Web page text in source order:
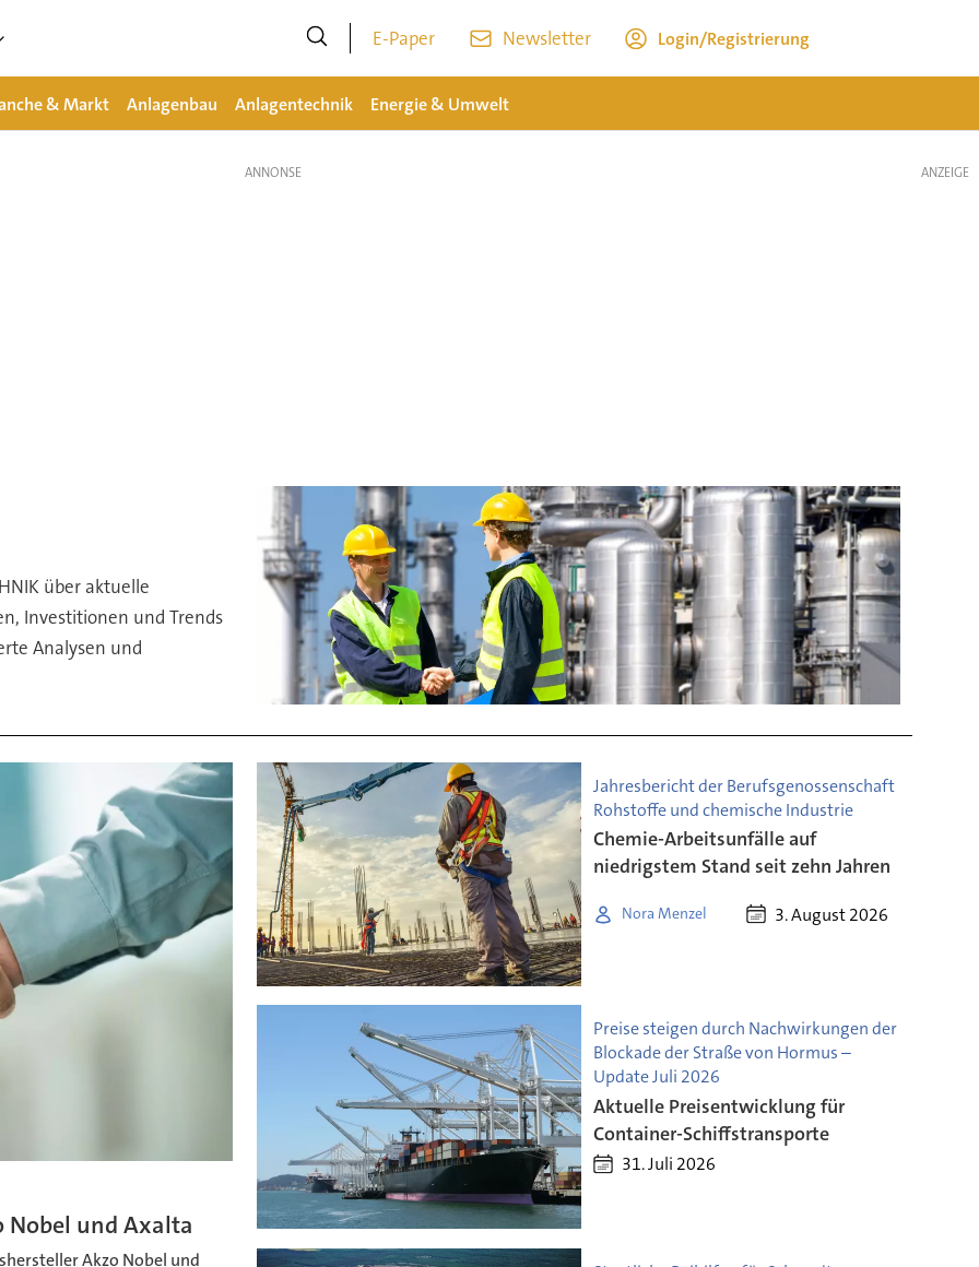
E-Paper Newsletter Login/Registrierung
& Markt Anlagenbau Anlagentechnik Energie & Umwelt
über aktuelle
Investitionen und Trends
Analysen und
Nobel und Axalta
Akzo Nobel und
Jahresbericht der Berufsgenossenschaft
Rohstoffe und chemische Industrie
Chemie-Arbeitsunfälle auf
niedrigstem Stand seit zehn Jahren
Nora Menzel 3. August 2026
Preise steigen durch Nachwirkungen der
Blockade der Straße von Hormus –
Update Juli 2026
Aktuelle Preisentwicklung für
Container-Schiffstransporte
31. Juli 2026
ANZEIGE